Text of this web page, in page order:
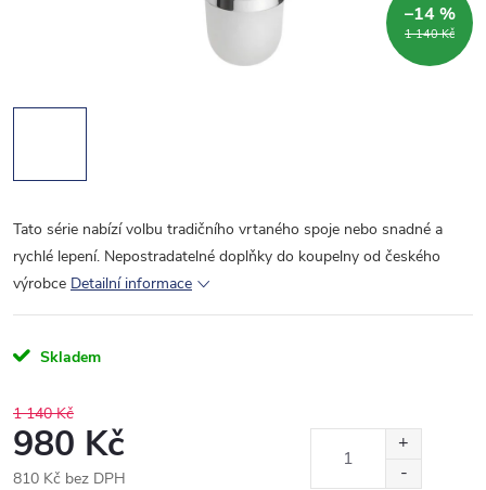
1 140 Kč
–14 %
Tato série nabízí volbu tradičního vrtaného spoje nebo snadné a
rychlé lepení. Nepostradatelné doplňky do koupelny od českého
výrobce Detailní informace
Skladem
1 140 Kč
980 Kč
810 Kč bez DPH